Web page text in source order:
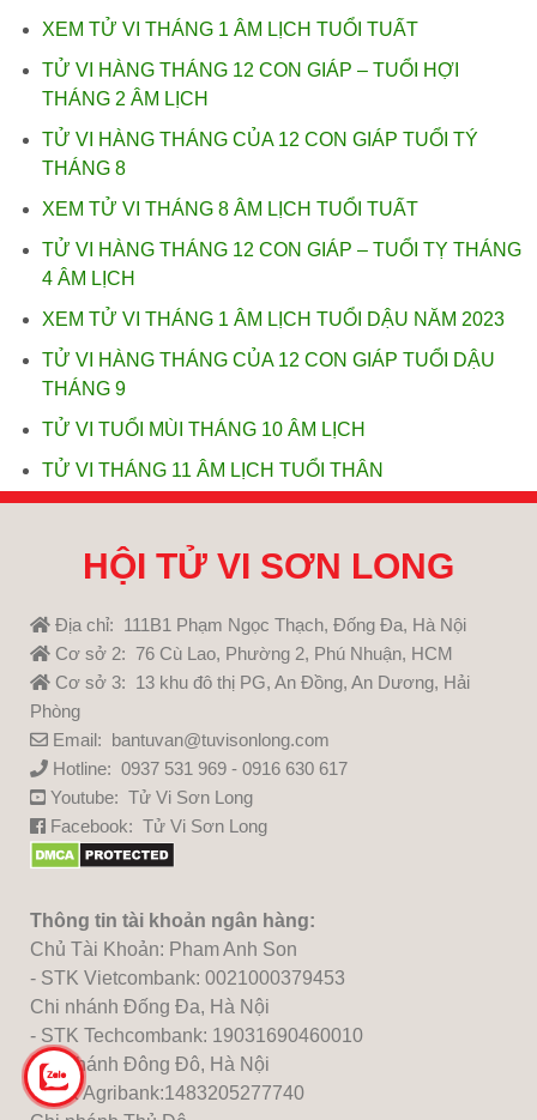
XEM TỬ VI THÁNG 1 ÂM LỊCH TUỔI TUẤT
TỬ VI HÀNG THÁNG 12 CON GIÁP – TUỔI HỢI
THÁNG 2 ÂM LỊCH
TỬ VI HÀNG THÁNG CỦA 12 CON GIÁP TUỔI TÝ
THÁNG 8
XEM TỬ VI THÁNG 8 ÂM LỊCH TUỔI TUẤT
TỬ VI HÀNG THÁNG 12 CON GIÁP – TUỔI TỴ THÁNG
4 ÂM LỊCH
XEM TỬ VI THÁNG 1 ÂM LỊCH TUỔI DẬU NĂM 2023
TỬ VI HÀNG THÁNG CỦA 12 CON GIÁP TUỔI DẬU
THÁNG 9
TỬ VI TUỔI MÙI THÁNG 10 ÂM LỊCH
TỬ VI THÁNG 11 ÂM LỊCH TUỔI THÂN
HỘI TỬ VI SƠN LONG
Địa chỉ: 111B1 Phạm Ngọc Thạch, Đống Đa, Hà Nội
Cơ sở 2: 76 Cù Lao, Phường 2, Phú Nhuận, HCM
Cơ sở 3: 13 khu đô thị PG, An Đồng, An Dương, Hải
Phòng
Email: bantuvan@tuvisonlong.com
Hotline: 0937 531 969 - 0916 630 617
Youtube: Tử Vi Sơn Long
Facebook: Tử Vi Sơn Long
Thông tin tài khoản ngân hàng:
Chủ Tài Khoản: Pham Anh Son
- STK Vietcombank: 0021000379453
Chi nhánh Đống Đa, Hà Nội
- STK Techcombank: 19031690460010
Chi nhánh Đông Đô, Hà Nội
- STK Agribank:1483205277740